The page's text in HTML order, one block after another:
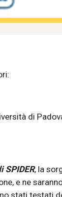
di
SPIDER, la
e ne
stati testati